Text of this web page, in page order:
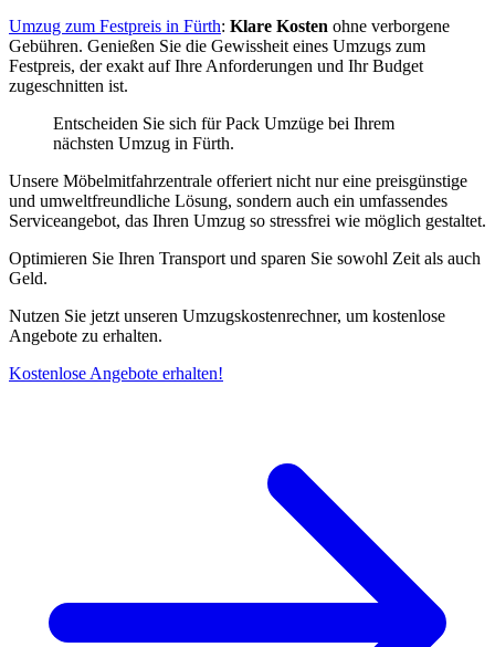
Umzug zum Festpreis in Fürth: Klare Kosten ohne verborgene
Gebühren. Genießen Sie die Gewissheit eines Umzugs zum
Festpreis, der exakt auf Ihre Anforderungen und Ihr Budget
zugeschnitten ist.
Entscheiden Sie sich für Pack Umzüge bei Ihrem
nächsten Umzug in Fürth.
Unsere Möbelmitfahrzentrale offeriert nicht nur eine preisgünstige
und umweltfreundliche Lösung, sondern auch ein umfassendes
Serviceangebot, das Ihren Umzug so stressfrei wie möglich gestaltet.
Optimieren Sie Ihren Transport und sparen Sie sowohl Zeit als auch
Geld.
Nutzen Sie jetzt unseren Umzugskostenrechner, um kostenlose
Angebote zu erhalten.
Kostenlose Angebote erhalten!